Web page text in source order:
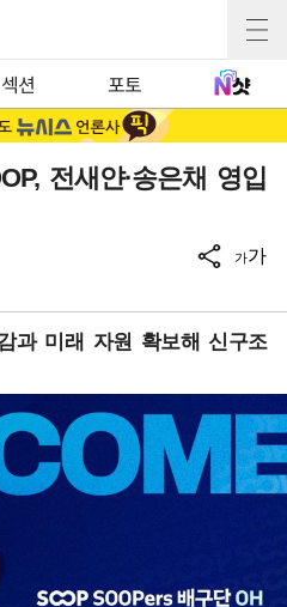
섹션 포토
전새얀·송은채 영입
가가
과 미래 자원 확보해 신구조